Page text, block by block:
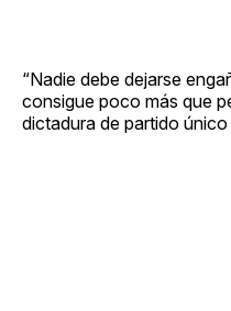
“Nadie debe dejarse
consigue poco más que
dictadura de partido único